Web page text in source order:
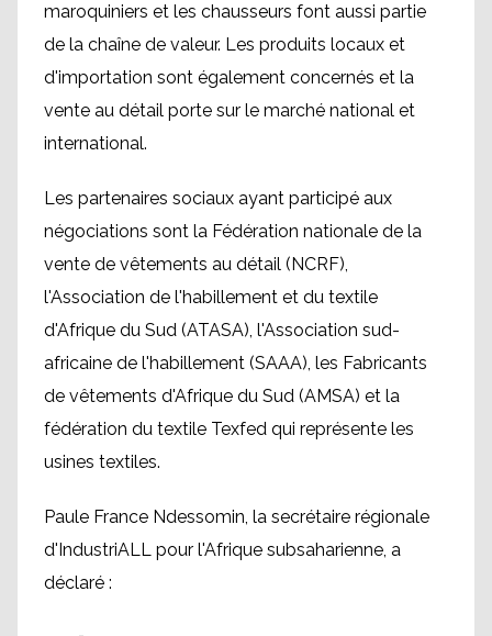
maroquiniers et les chausseurs font aussi partie
de la chaîne de valeur. Les produits locaux et
d'importation sont également concernés et la
vente au détail porte sur le marché national et
international.
Les partenaires sociaux ayant participé aux
négociations sont la Fédération nationale de la
vente de vêtements au détail (NCRF),
l'Association de l'habillement et du textile
d'Afrique du Sud (ATASA), l'Association sud-
africaine de l'habillement (SAAA), les Fabricants
de vêtements d'Afrique du Sud (AMSA) et la
fédération du textile Texfed qui représente les
usines textiles.
Paule France Ndessomin, la secrétaire régionale
d'IndustriALL pour l'Afrique subsaharienne, a
déclaré :